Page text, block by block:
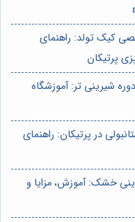
کیک تولد: راهنمای
پرتیکان
شیرینی تر: آموزشگاه
در پرتیکان: راهنمای
خشک: آموزش، مزایا و